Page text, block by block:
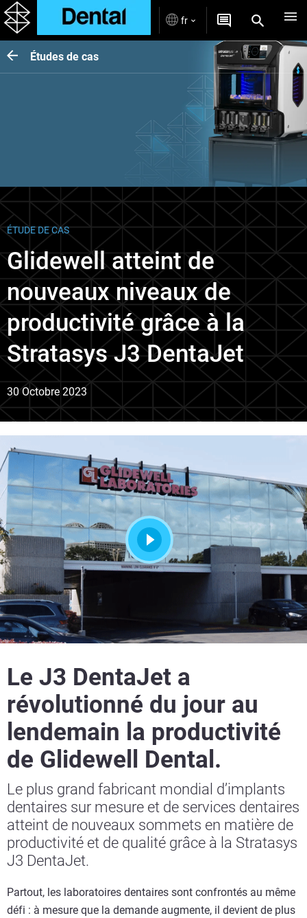
fr
Études de cas
ÉTUDE DE CAS
Glidewell atteint de
nouveaux niveaux de
productivité grâce à la
Stratasys J3 DentaJet
30 Octobre 2023
Le J3 DentaJet a
révolutionné du jour au
lendemain la productivité
de Glidewell Dental.
Le plus grand fabricant mondial d’implants
dentaires sur mesure et de services dentaires
atteint de nouveaux sommets en matière de
productivité et de qualité grâce à la Stratasys
J3 DentaJet.
Partout, les laboratoires dentaires sont confrontés au même
défi : à mesure que la demande augmente, il devient de plus